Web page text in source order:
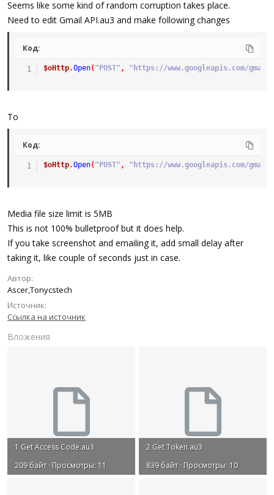
Save and run.
Verify email was sent.
Seems like some kind of random corruption takes place.
Need to edit Gmail API.au3 and make following changes
Код:
$oHttp.Open( "POST" , "https://www.googleapis.com/
To
Код:
$oHttp.Open( "POST" , "https://www.googleapis.com/
Media file size limit is 5MB
This is not 100% bulletproof but it does help.
If you take screenshot and emailing it, add small delay after
taking it, like couple of seconds just in case.
Автор
Ascer,Tonycstech
Источник
Ссылка на источник
Вложения
1 Get Access Code.au3
209 байт · Просмотры: 11
2 Get Token.au3
839 байт · Просмотры: 10